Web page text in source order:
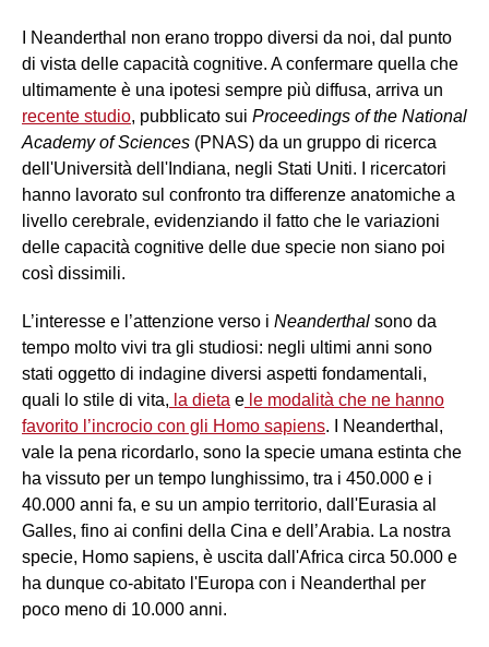
I Neanderthal non erano troppo diversi da noi, dal punto
di vista delle capacità cognitive. A confermare quella che
ultimamente è una ipotesi sempre più diffusa, arriva un
recente studio, pubblicato sui Proceedings of the National
Academy of Sciences (PNAS) da un gruppo di ricerca
dell'Università dell'Indiana, negli Stati Uniti. I ricercatori
hanno lavorato sul confronto tra differenze anatomiche a
livello cerebrale, evidenziando il fatto che le variazioni
delle capacità cognitive delle due specie non siano poi
così dissimili.
L’interesse e l’attenzione verso i Neanderthal sono da
tempo molto vivi tra gli studiosi: negli ultimi anni sono
stati oggetto di indagine diversi aspetti fondamentali,
quali lo stile di vita, la dieta e le modalità che ne hanno
favorito l’incrocio con gli Homo sapiens. I Neanderthal,
vale la pena ricordarlo, sono la specie umana estinta che
ha vissuto per un tempo lunghissimo, tra i 450.000 e i
40.000 anni fa, e su un ampio territorio, dall'Eurasia al
Galles, fino ai confini della Cina e dell’Arabia. La nostra
specie, Homo sapiens, è uscita dall'Africa circa 50.000 e
ha dunque co-abitato l'Europa con i Neanderthal per
poco meno di 10.000 anni.